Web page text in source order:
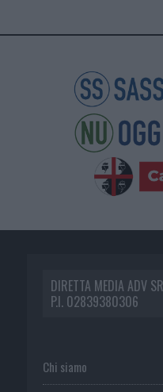
DIRETTA MEDIA ADV
P.I. 02839380306
Chi siamo